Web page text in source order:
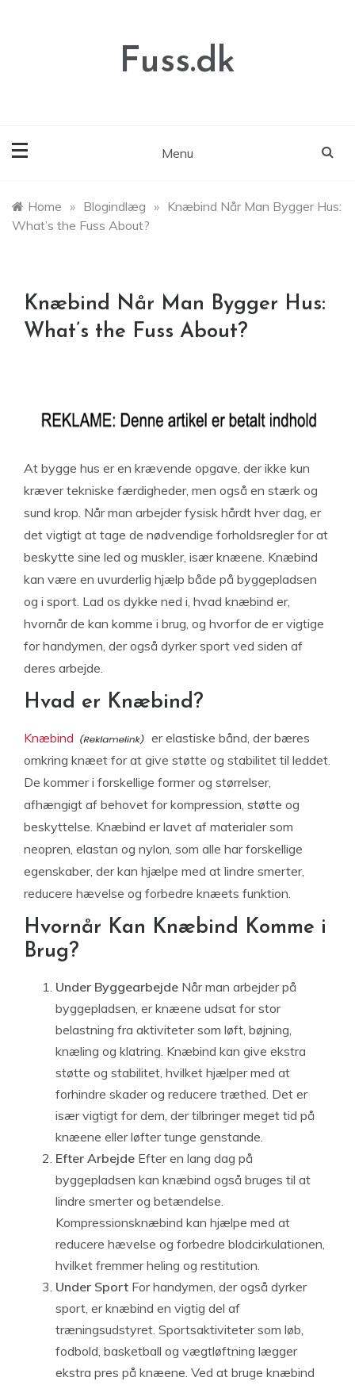
Fuss.dk
Menu
Home » Blogindlæg » Knæbind Når Man Bygger Hus:
What’s the Fuss About?
Knæbind Når Man Bygger Hus:
What’s the Fuss About?
At bygge hus er en krævende opgave, der ikke kun
kræver tekniske færdigheder, men også en stærk og
sund krop. Når man arbejder fysisk hårdt hver dag, er
det vigtigt at tage de nødvendige forholdsregler for at
beskytte sine led og muskler, især knæene. Knæbind
kan være en uvurderlig hjælp både på byggepladsen
og i sport. Lad os dykke ned i, hvad knæbind er,
hvornår de kan komme i brug, og hvorfor de er vigtige
for handymen, der også dyrker sport ved siden af
deres arbejde.
Hvad er Knæbind?
Knæbind
er elastiske bånd, der bæres
omkring knæet for at give støtte og stabilitet til leddet.
De kommer i forskellige former og størrelser,
afhængigt af behovet for kompression, støtte og
beskyttelse. Knæbind er lavet af materialer som
neopren, elastan og nylon, som alle har forskellige
egenskaber, der kan hjælpe med at lindre smerter,
reducere hævelse og forbedre knæets funktion.
Hvornår Kan Knæbind Komme i
Brug?
Under Byggearbejde Når man arbejder på
byggepladsen, er knæene udsat for stor
belastning fra aktiviteter som løft, bøjning,
knæling og klatring. Knæbind kan give ekstra
støtte og stabilitet, hvilket hjælper med at
forhindre skader og reducere træthed. Det er
især vigtigt for dem, der tilbringer meget tid på
knæene eller løfter tunge genstande.
Efter Arbejde Efter en lang dag på
byggepladsen kan knæbind også bruges til at
lindre smerter og betændelse.
Kompressionsknæbind kan hjælpe med at
reducere hævelse og forbedre blodcirkulationen,
hvilket fremmer heling og restitution.
Under Sport For handymen, der også dyrker
sport, er knæbind en vigtig del af
træningsudstyret. Sportsaktiviteter som løb,
fodbold, basketball og vægtløftning lægger
ekstra pres på knæene. Ved at bruge knæbind